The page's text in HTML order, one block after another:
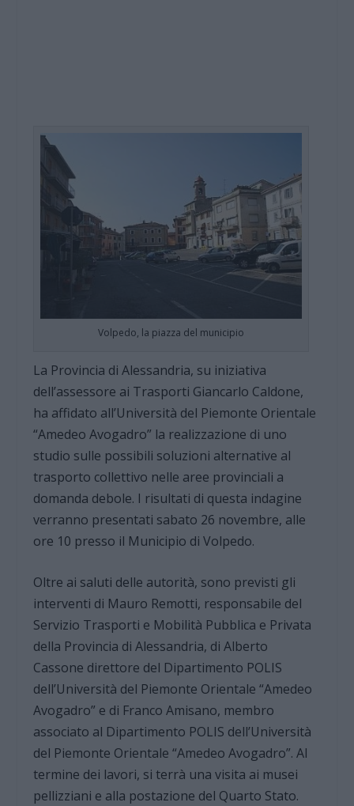
Volpedo, la piazza del municipio
La Provincia di Alessandria, su iniziativa
dell’assessore ai Trasporti Giancarlo Caldone,
ha affidato all’Università del Piemonte Orientale
“Amedeo Avogadro” la realizzazione di uno
studio sulle possibili soluzioni alternative al
trasporto collettivo nelle aree provinciali a
domanda debole. I risultati di questa indagine
verranno presentati sabato 26 novembre, alle
ore 10 presso il Municipio di Volpedo.
Oltre ai saluti delle autorità, sono previsti gli
interventi di Mauro Remotti, responsabile del
Servizio Trasporti e Mobilità Pubblica e Privata
della Provincia di Alessandria, di Alberto
Cassone direttore del Dipartimento POLIS
dell’Università del Piemonte Orientale “Amedeo
Avogadro” e di Franco Amisano, membro
associato al Dipartimento POLIS dell’Università
del Piemonte Orientale “Amedeo Avogadro”. Al
termine dei lavori, si terrà una visita ai musei
pellizziani e alla postazione del Quarto Stato.